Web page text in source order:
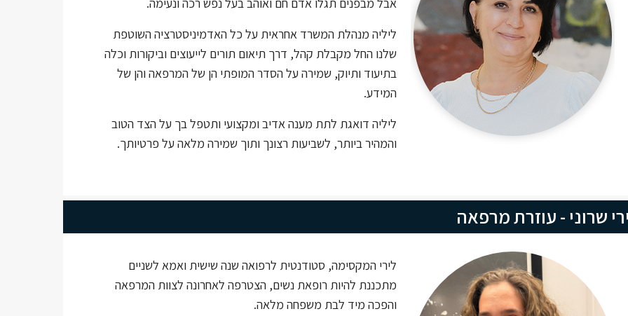
אבל מבפנים תגלו אדם חם ואוהב בעל נפש רכה ונעימה.
ליליה מנהלת המשרד אחראית על כל האדמיניסטרציה השוטפת
שלנו החל מקבלת קהל, דרך תיאום תורים לייעוצים וביקורות וכלה
בתיעוד ותיוק, שמירה על הסדר המופתי הן של המרפאה והן של
המידע.
ליליה דואגת לתת מענה אדיב ומקצועי ותטפל בך על הצד הטוב
והמהיר ביותר, לשביעות רצונך ותוך שמירה מלאה על פרטיותך.
שרוני - עוזרת מרפאה
לירי המקסימה, סטודנטית לרפואה שנה שישית ואמא לשניים
מתכננת להיות רופאת נשים, הצטרפה לאחרונה לצוות המרפאה
והפכה מיד לבת משפחה מלאה.